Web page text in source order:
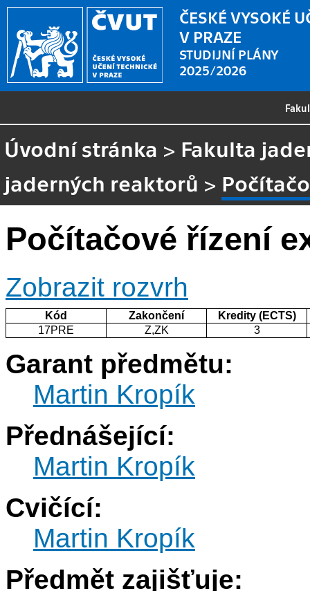
ČESKÉ VYSOKÉ
V PRAZE
STUDIJNÍ PLÁNY
2025/2026
Úvodní stránka > Fakulta
jaderných reaktorů >
Počítačové řízení
Zobrazit rozvrh
Kód Zakončení
Kredity (ECTS)
17PRE
Z,ZK 3
Garant předmětu:
Martin Kropík
Přednášející:
Martin Kropík
Cvičící:
Martin Kropík
Předmět zajišťuje: